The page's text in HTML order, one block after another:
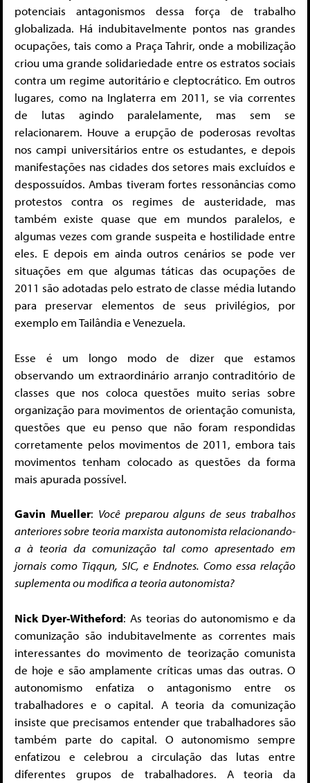
potenciais antagonismos dessa força de trabalho
globalizada. Há indubitavelmente pontos nas grandes
ocupações, tais como a Praça Tahrir, onde a mobilização
criou uma grande solidariedade entre os estratos sociais
contra um regime autoritário e cleptocrático. Em outros
lugares, como na Inglaterra em 2011, se via correntes
de lutas agindo paralelamente, mas sem se
relacionarem. Houve a erupção de poderosas revoltas
nos campi universitários entre os estudantes, e depois
manifestações nas cidades dos setores mais excluídos e
despossuídos. Ambas tiveram fortes ressonâncias como
protestos contra os regimes de austeridade, mas
também existe quase que em mundos paralelos, e
algumas vezes com grande suspeita e hostilidade entre
eles. E depois em ainda outros cenários se pode ver
situações em que algumas táticas das ocupações de
2011 são adotadas pelo estrato de classe média lutando
para preservar elementos de seus privilégios, por
exemplo em Tailândia e Venezuela.
Esse é um longo modo de dizer que estamos
observando um extraordinário arranjo contraditório de
classes que nos coloca questões muito serias sobre
organização para movimentos de orientação comunista,
questões que eu penso que não foram respondidas
corretamente pelos movimentos de 2011, embora tais
movimentos tenham colocado as questões da forma
mais apurada possível.
Gavin Mueller: Você preparou alguns de seus trabalhos
anteriores sobre teoria marxista autonomista relacionando-
a à teoria da comunização tal como apresentado em
jornais como Tiqqun, SIC, e Endnotes. Como essa relação
suplementa ou modifica a teoria autonomista?
Nick Dyer-Witheford: As teorias do autonomismo e da
comunização são indubitavelmente as correntes mais
interessantes do movimento de teorização comunista
de hoje e são amplamente críticas umas das outras. O
autonomismo enfatiza o antagonismo entre os
trabalhadores e o capital. A teoria da comunização
insiste que precisamos entender que trabalhadores são
também parte do capital. O autonomismo sempre
enfatizou e celebrou a circulação das lutas entre
diferentes grupos de trabalhadores. A teoria da